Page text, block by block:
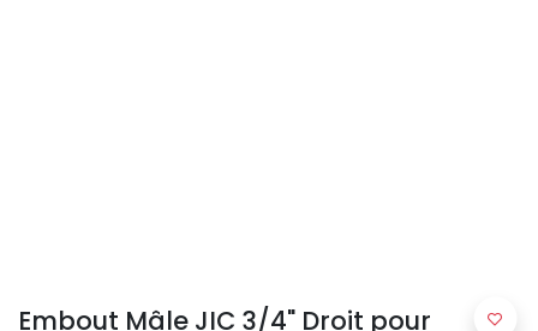
Embout Mâle JIC 3/4" Droit pour